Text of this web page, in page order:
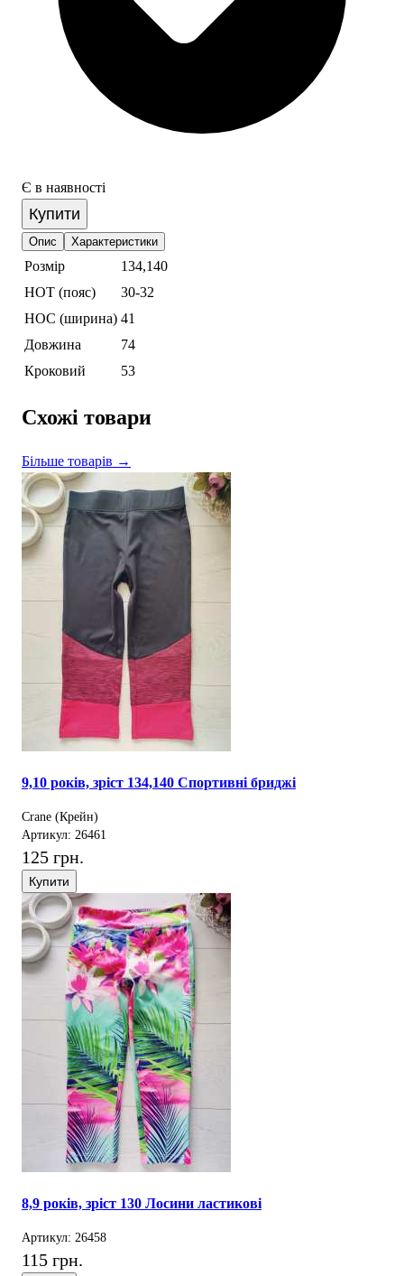
Є в наявності
Купити
Опис Характеристики
Розмір
134,140
НОТ (пояс)
30-32
НОС (ширина) 41
Довжина
74
Кроковий
53
Схожі товари
Більше товарів →
9,10 років, зріст 134,140 Спортивні бриджі
Crane (Крейн)
Артикул: 26461
125 грн.
Купити
8,9 років, зріст 130 Лосини ластикові
Артикул: 26458
115 грн.